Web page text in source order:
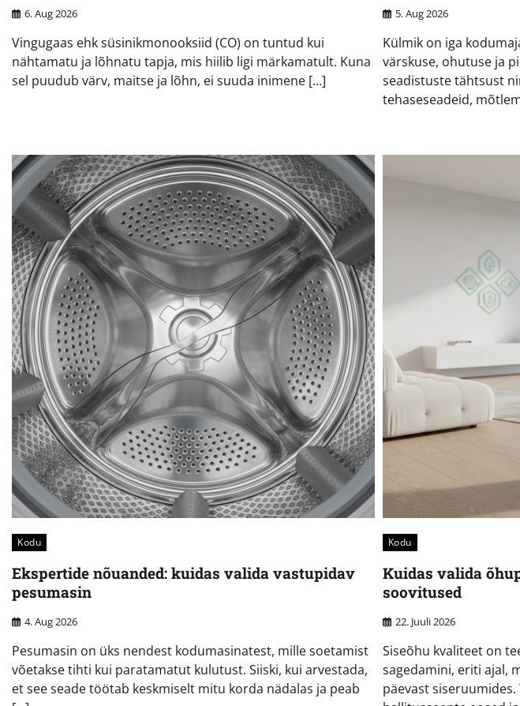
6. Aug 2026
Vingugaas ehk süsinikmonooksiid (CO) on tuntud kui
nähtamatu ja lõhnatu tapja, mis hiilib ligi märkamatult. Kuna
sel puudub värv, maitse ja lõhn, ei suuda inimene […]
5. Aug 2026
Külmik on iga
värskuse, ohutuse ja
seadistuste tähtsust
tehaseseadeid,
Kodu
Ekspertide nõuanded: kuidas valida vastupidav
pesumasin
4. Aug 2026
Pesumasin on üks nendest kodumasinatest, mille soetamist
võetakse tihti kui paratamatut kulutust. Siiski, kui arvestada,
et see seade töötab keskmiselt mitu korda nädalas ja peab
Kodu
Kuidas valida
soovitused
22. Juuli 2026
Siseõhu kvaliteet on
sagedamini, eriti ajal,
päevast